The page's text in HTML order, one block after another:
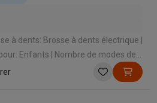
à dents: Brosse à dents électrique |
| Nombre de modes de
quotidien , Dents extra sensibles |